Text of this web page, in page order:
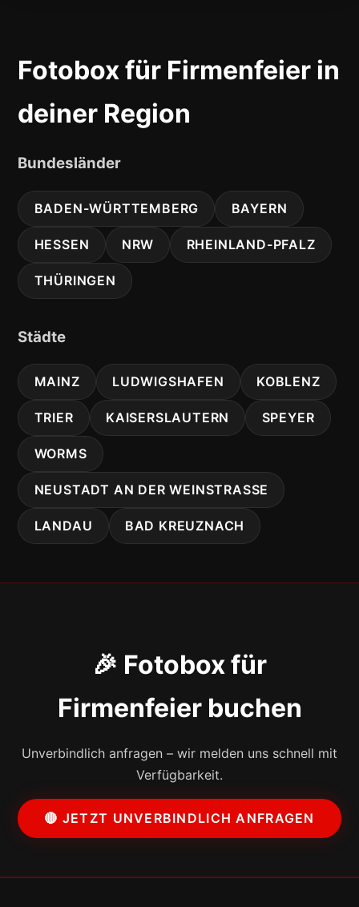
Fotobox für Firmenfeier in
deiner Region
Bundesländer
BADEN-WÜRTTEMBERG BAYERN
HESSEN NRW RHEINLAND-PFALZ
THÜRINGEN
Städte
MAINZ LUDWIGSHAFEN KOBLENZ
TRIER KAISERSLAUTERN SPEYER
WORMS
NEUSTADT AN DER WEINSTRASSE
LANDAU BAD KREUZNACH
🎉 Fotobox für
Firmenfeier buchen
Unverbindlich anfragen – wir melden uns schnell mit
Verfügbarkeit.
🔴 JETZT UNVERBINDLICH ANFRAGEN